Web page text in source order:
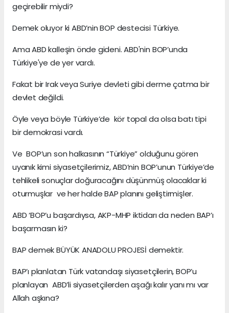
geçirebilir miydi?
Demek oluyor ki ABD’nin BOP destecisi Türkiye.
Ama ABD kalleşin önde gideni. ABD'nin BOP’unda
Türkiye'ye de yer vardı.
Fakat bir Irak veya Suriye devleti gibi derme çatma bir
devlet değildi.
Öyle veya böyle Türkiye’de kör topal da olsa batı tipi
bir demokrasi vardı.
Ve BOP’un son halkasının “Türkiye” olduğunu gören
uyanık kimi siyasetçilerimiz, ABD’nin BOP’unun Türkiye’de
tehlikeli sonuçlar doğuracağını düşünmüş olacaklar ki
oturmuşlar ve her halde BAP planını geliştirmişler.
ABD ‘BOP’u başardıysa, AKP-MHP iktidarı da neden BAP’ı
başarmasın ki?
BAP demek BÜYÜK ANADOLU PROJESİ demektir.
BAP’ı planlatan Türk vatandaşı siyasetçilerin, BOP’u
planlayan ABD’li siyasetçilerden aşağı kalır yanı mı var
Allah aşkına?